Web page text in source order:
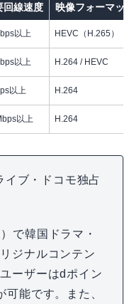
回線速度 映像フォーマット
以上 HEVC（H.265）
以上 H.264 / HEVC
以上 H.264
以上 H.264
イブ・ドコモ独占
で韓国ドラマ・
ジナルコンテン
ーザーはdポイン
可能です。また、